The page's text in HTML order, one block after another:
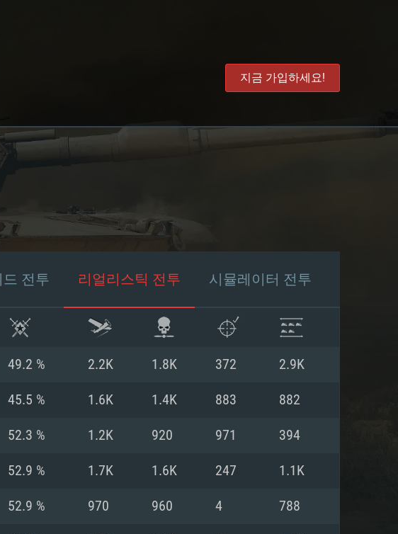
지금 가입하세요!
드 전투 리얼리스틱 전투 시뮬레이터 전투
49.2 % 2.2K 1.8K 372 2.9K
45.5 % 1.6K 1.4K 883 882
52.3 % 1.2K 920 971 394
52.9 % 1.7K 1.6K 247 1.1K
52.9 % 970 960 4 788